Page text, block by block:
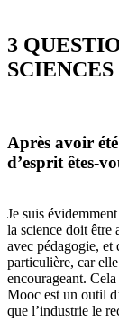
3
Après avoir
d’esprit êtes-
Je suis
la science doit être
avec pédagogie, et
particulière, car
encourageant.
Mooc est un outil
que l’industrie le